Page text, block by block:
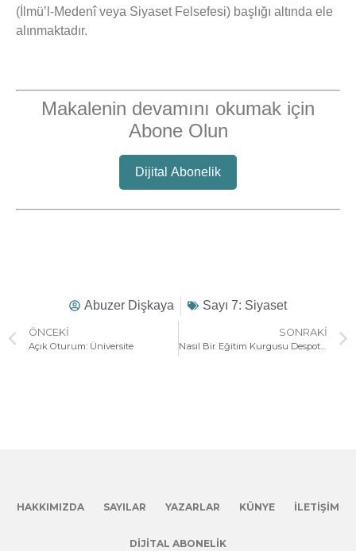
(İlmü’l-Medenî veya Siyaset Felsefesi) başlığı altında ele
alınmaktadır.
Makalenin devamını okumak için
Abone Olun
Dijital Abonelik
Abuzer Dişkaya Sayı 7: Siyaset
ÖNCEKI
Açık Oturum: Üniversite
SONRAKI
Nasıl Bir Eğitim Kurgusu Despotizmin Aşılmasına Vesile Olabilir?
HAKKIMIZDA SAYILAR YAZARLAR KÜNYE İLETIŞIM
DIJITAL ABONELIK